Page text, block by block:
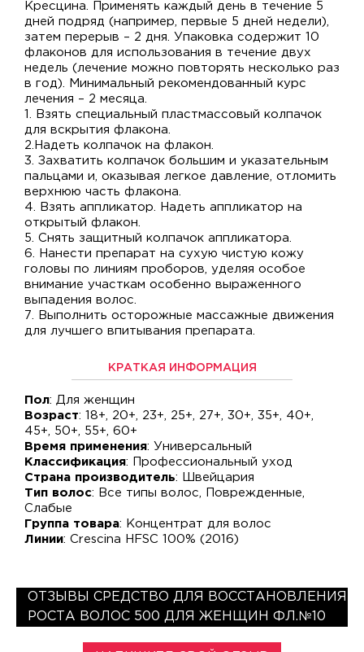
Кресцина. Применять каждый день в течение 5
дней подряд (например, первые 5 дней недели),
затем перерыв – 2 дня. Упаковка содержит 10
флаконов для использования в течение двух
недель (лечение можно повторять несколько раз
в год). Минимальный рекомендованный курс
лечения – 2 месяца.
1. Взять специальный пластмассовый колпачок
для вскрытия флакона.
2.Надеть колпачок на флакон.
3. Захватить колпачок большим и указательным
пальцами и, оказывая легкое давление, отломить
верхнюю часть флакона.
4. Взять аппликатор. Надеть аппликатор на
открытый флакон.
5. Снять защитный колпачок аппликатора.
6. Нанести препарат на сухую чистую кожу
головы по линиям проборов, уделяя особое
внимание участкам особенно выраженного
выпадения волос.
7. Выполнить осторожные массажные движения
для лучшего впитывания препарата.
КРАТКАЯ ИНФОРМАЦИЯ
Пол: Для женщин
Возраст: 18+, 20+, 23+, 25+, 27+, 30+, 35+, 40+,
45+, 50+, 55+, 60+
Время применения: Универсальный
Классификация: Профессиональный уход
Страна производитель: Швейцария
Тип волос: Все типы волос, Поврежденные,
Слабые
Группа товара: Концентрат для волос
Линии: Crescina HFSC 100% (2016)
ОТЗЫВЫ СРЕДСТВО ДЛЯ ВОССТАНОВЛЕНИЯ
РОСТА ВОЛОС 500 ДЛЯ ЖЕНЩИН ФЛ.№10